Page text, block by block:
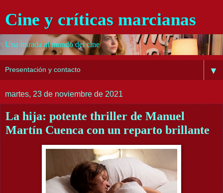
Cine y críticas marcianas
Una mirada al mundo del cine
▼
martes, 23 de noviembre de 2021
La hija: potente thriller de Manuel
Martín Cuenca con un reparto brillante